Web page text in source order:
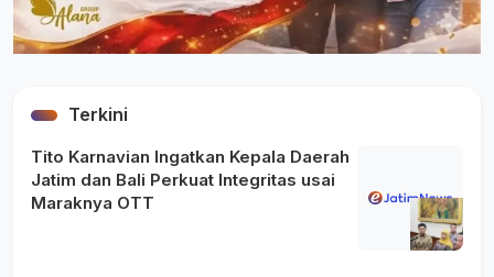
Terkini
Tito Karnavian Ingatkan Kepala Daerah
Jatim dan Bali Perkuat Integritas usai
Maraknya OTT